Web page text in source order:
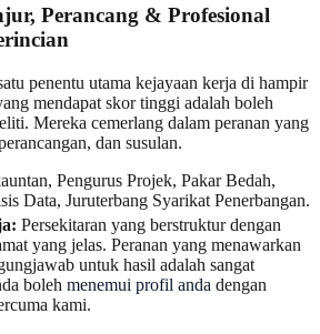
Perancang & Profesional
penentu utama kejayaan kerja di hampir
mendapat skor tinggi adalah boleh
Mereka cemerlang dalam peranan yang
dan susulan.
Pengurus Projek, Pakar Bedah,
Data, Juruterbang Syarikat Penerbangan.
Persekitaran yang berstruktur dengan
yang jelas. Peranan yang menawarkan
untuk hasil adalah sangat
boleh menemui profil anda dengan
kami.